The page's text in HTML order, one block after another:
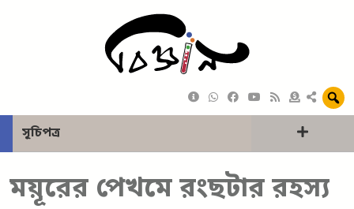
সূচিপত্র
ময়ূরের পেখমে রংছটার রহস্য